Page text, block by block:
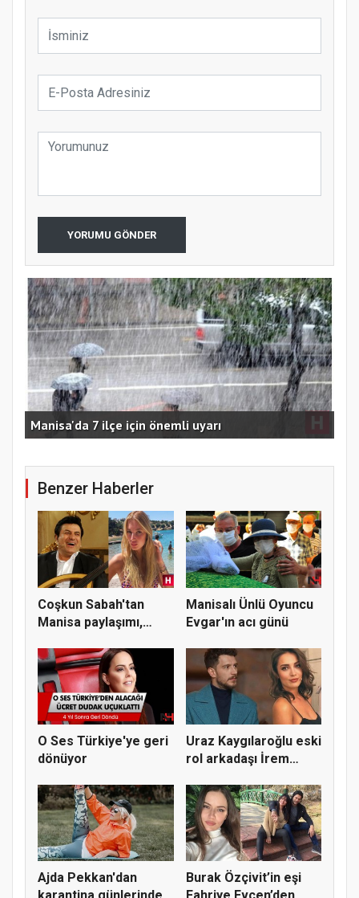
YORUMU GÖNDER
Manisa'da 7 ilçe için önemli uyarı
Benzer Haberler
Coşkun Sabah'tan
Manisa paylaşımı,
Manisalı Ünlü Oyuncu
Evgar'ın acı günü
O Ses Türkiye'ye geri
dönüyor
Uraz Kaygılaroğlu eski
rol arkadaşı İrem
Ajda Pekkan'dan
Burak Özçivit’in eşi